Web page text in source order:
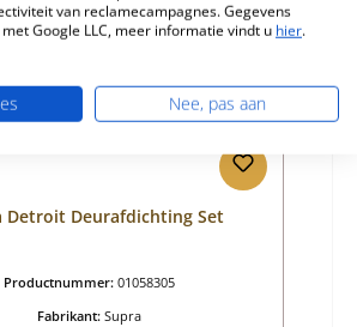
Detroit Deurafdichting Set
Productnummer: 01058305
Fabrikant: Supra
van reclamecampagnes. Gegevens
Google LLC, meer informatie vindt u hier.
Nee, pas aan